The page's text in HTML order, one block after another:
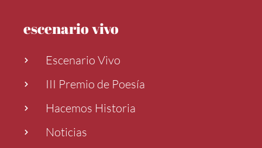
escenario vivo
Escenario Vivo
III Premio de Poesía
Hacemos Historia
Noticias